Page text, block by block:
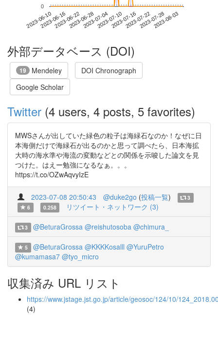
2023-06-102023-06-162023-06-222023-06-282023-07-042023-07-102023-07-162023-07-222023-07-282023-08-03
0
外部データベース (DOI)
19 Mendeley
DOI Chronograph
Google Scholar
Twitter (4 users, 4 posts, 5 favorites)
MWSさんが出していた緑色の粒子は海緑石なのか！なぜに日
本海側だけで海緑石が出るのかと思って調べたら、日本海拡
大時の海水準や海流の変動などとの関係を示唆した論文を見
つけた。はえー勉強になるなぁ。。。
https://t.co/OZwAqvyIzE
2023-07-08 20:50:43 @duke2go (投稿一覧)
3
6
0.258 リツイート・ネットワーク (3)
3 @BeturaGrossa @reishutosoba @chimura_
5 @BeturaGrossa @KKKKosalll @YuruPetro
@kumamasa7 @tyo_micro
収集済み URL リスト
https://www.jstage.jst.go.jp/article/geosoc/124/10/
(4)